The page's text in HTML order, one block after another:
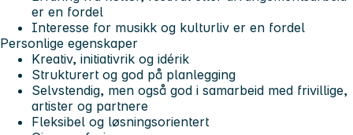
er en fordel
Interesse for musikk og kulturliv er en fordel
Personlige egenskaper
Kreativ, initiativrik og idérik
Strukturert og god på planlegging
Selvstendig, men også god i samarbeid med frivillige,
artister og partnere
Fleksibel og løsningsorientert